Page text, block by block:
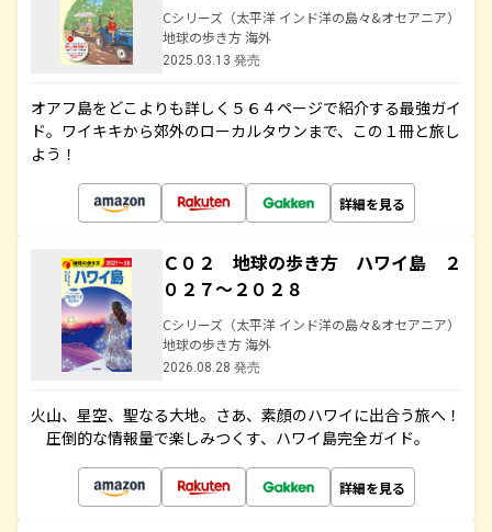
Cシリーズ（太平洋 インド洋の島々&オセアニア）
地球の歩き方 海外
2025.03.13 発売
オアフ島をどこよりも詳しく５６４ページで紹介する最強ガイ
ド。ワイキキから郊外のローカルタウンまで、この１冊と旅し
よう！
詳細を見る
Ｃ０２ 地球の歩き方 ハワイ島 ２
０２７～２０２８
Cシリーズ（太平洋 インド洋の島々&オセアニア）
地球の歩き方 海外
2026.08.28 発売
火山、星空、聖なる大地――。さあ、素顔のハワイに出合う旅へ！
圧倒的な情報量で楽しみつくす、ハワイ島完全ガイド。
詳細を見る